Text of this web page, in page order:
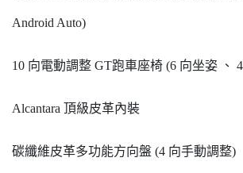
Android Auto)
10 向電動調整 GT跑車座椅 (6 向坐姿 、
Alcantara 頂級皮革內裝
碳纖維皮革多功能方向盤 (4 向手動調整)